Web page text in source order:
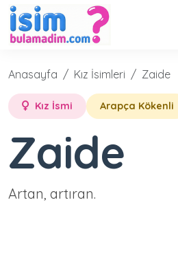
Anasayfa Kız İsimleri Zaide
Kız İsmi Arapça Kökenli
Zaide
Artan, artıran.